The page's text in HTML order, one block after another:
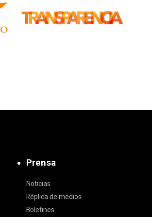
Prensa
Noticias
Réplica de medios
Boletines